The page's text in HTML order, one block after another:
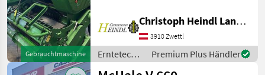
Gebrauchtmaschine
Ballenkammer,
Ballenrampe, Druckluft,
Netzbindung,
Rollenniederhalter,
Schneidwerk Komplett
Christoph Heindl Landtechnik GmbH, Waldviertel
3910 Zwettl
Erntetechnik
Grünland /
Premium Plus Händler